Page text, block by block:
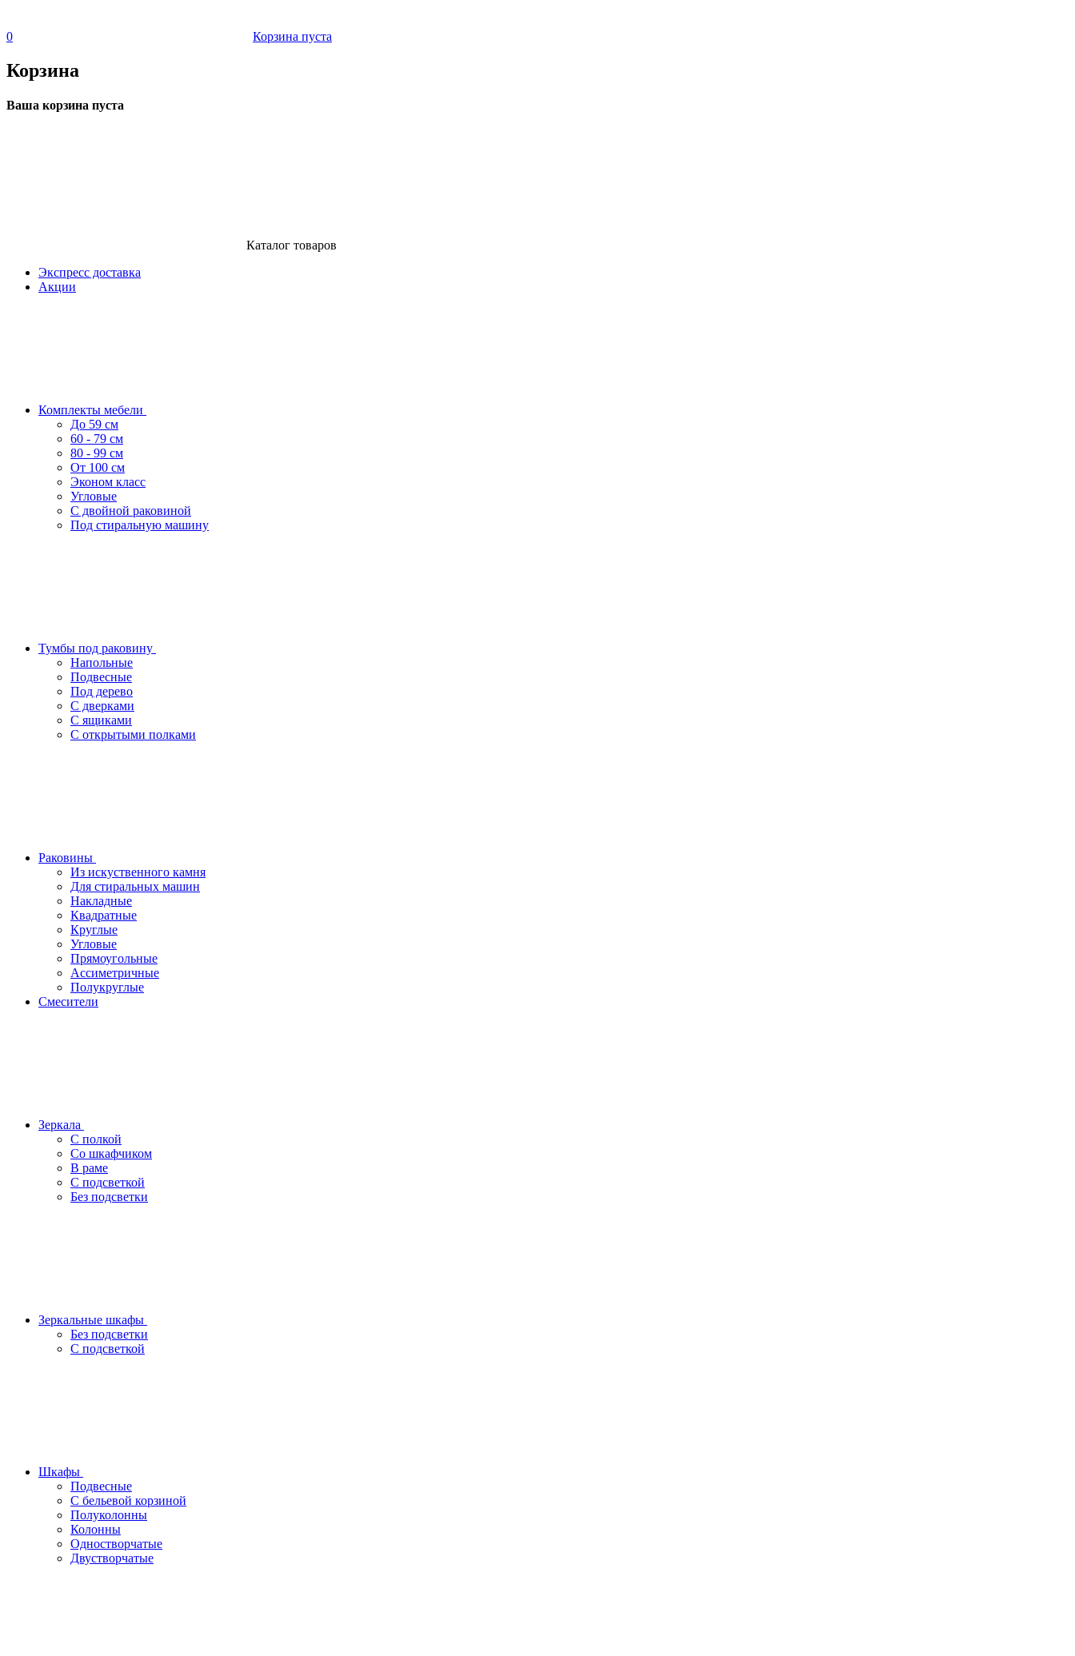
0 Корзина пуста
Корзина
Ваша корзина пуста
Каталог товаров
Экспресс доставка
Акции
Комплекты мебели
До 59 см
60 - 79 см
80 - 99 см
От 100 см
Эконом класс
Угловые
С двойной раковиной
Под стиральную машину
Тумбы под раковину
Напольные
Подвесные
Под дерево
С дверками
С ящиками
С открытыми полками
Раковины
Из искуственного камня
Для стиральных машин
Накладные
Квадратные
Круглые
Угловые
Прямоугольные
Ассиметричные
Полукруглые
Смесители
Зеркала
С полкой
Со шкафчиком
В раме
С подсветкой
Без подсветки
Зеркальные шкафы
Без подсветки
С подсветкой
Шкафы
Подвесные
С бельевой корзиной
Полуколонны
Колонны
Одностворчатые
Двустворчатые